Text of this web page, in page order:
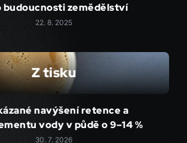
budoucnosti zemědělství
22. 8. 2025
Z tisku
navýšení retence a
vody v půdě o 9–14 %
30. 7. 2026